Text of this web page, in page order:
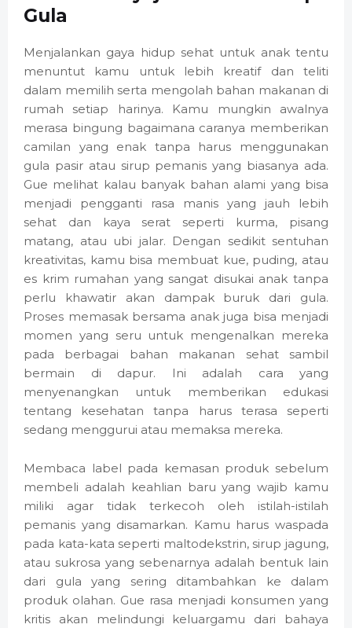
Gula
Menjalankan gaya hidup sehat untuk anak tentu
menuntut kamu untuk lebih kreatif dan teliti
dalam memilih serta mengolah bahan makanan di
rumah setiap harinya. Kamu mungkin awalnya
merasa bingung bagaimana caranya memberikan
camilan yang enak tanpa harus menggunakan
gula pasir atau sirup pemanis yang biasanya ada.
Gue melihat kalau banyak bahan alami yang bisa
menjadi pengganti rasa manis yang jauh lebih
sehat dan kaya serat seperti kurma, pisang
matang, atau ubi jalar. Dengan sedikit sentuhan
kreativitas, kamu bisa membuat kue, puding, atau
es krim rumahan yang sangat disukai anak tanpa
perlu khawatir akan dampak buruk dari gula.
Proses memasak bersama anak juga bisa menjadi
momen yang seru untuk mengenalkan mereka
pada berbagai bahan makanan sehat sambil
bermain di dapur. Ini adalah cara yang
menyenangkan untuk memberikan edukasi
tentang kesehatan tanpa harus terasa seperti
sedang menggurui atau memaksa mereka.
Membaca label pada kemasan produk sebelum
membeli adalah keahlian baru yang wajib kamu
miliki agar tidak terkecoh oleh istilah-istilah
pemanis yang disamarkan. Kamu harus waspada
pada kata-kata seperti maltodekstrin, sirup jagung,
atau sukrosa yang sebenarnya adalah bentuk lain
dari gula yang sering ditambahkan ke dalam
produk olahan. Gue rasa menjadi konsumen yang
kritis akan melindungi keluargamu dari bahaya